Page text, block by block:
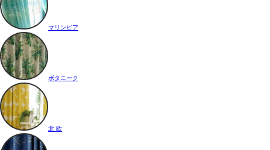
マリンピア
ボタニーク
北 欧